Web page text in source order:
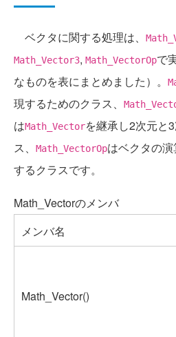
ベクタに関する処理は、
Math_Vector3, Math_VectorOpで
なものを表にまとめました）。
現するためのクラス、
はMath_Vectorを継承し2次元と
ス、
Math_VectorOpはベクタの
するクラスです。
Math_Vectorのメンバ
メンバ名
Math_Vector()